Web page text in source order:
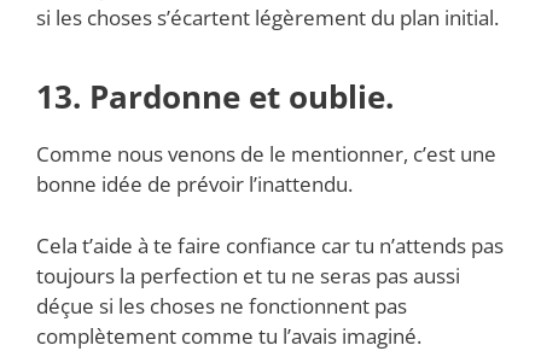
si les choses s’écartent légèrement du plan initial.
13. Pardonne et oublie.
Comme nous venons de le mentionner, c’est une
bonne idée de prévoir l’inattendu.
Cela t’aide à te faire confiance car tu n’attends pas
toujours la perfection et tu ne seras pas aussi
déçue si les choses ne fonctionnent pas
complètement comme tu l’avais imaginé.